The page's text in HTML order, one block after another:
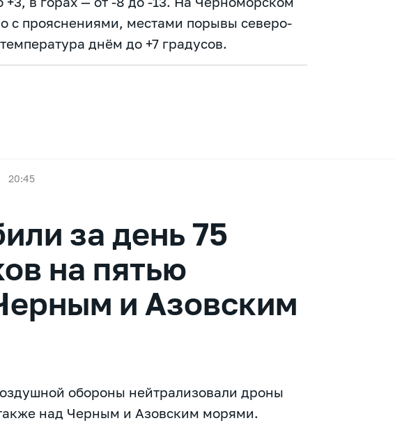
с прояснениями, местами порывы северо-
днём до +7 градусов.
20:45
за день 75
на пятью
и Азовским
обороны нейтрализовали дроны
над Черным и Азовским морями.